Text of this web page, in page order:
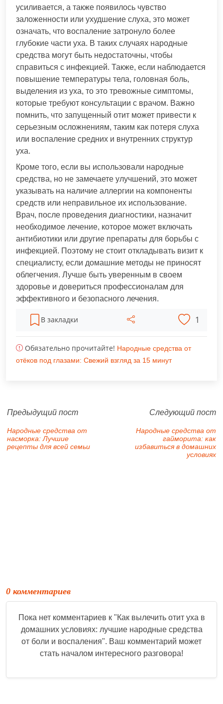
усиливается, а также появилось чувство
заложенности или ухудшение слуха, это может
означать, что воспаление затронуло более
глубокие части уха. В таких случаях народные
средства могут быть недостаточны, чтобы
справиться с инфекцией. Также, если наблюдается
повышение температуры тела, головная боль,
выделения из уха, то это тревожные симптомы,
которые требуют консультации с врачом. Важно
помнить, что запущенный отит может привести к
серьезным осложнениям, таким как потеря слуха
или воспаление средних и внутренних структур
уха.
Кроме того, если вы использовали народные
средства, но не замечаете улучшений, это может
указывать на наличие аллергии на компоненты
средств или неправильное их использование.
Врач, после проведения диагностики, назначит
необходимое лечение, которое может включать
антибиотики или другие препараты для борьбы с
инфекцией. Поэтому не стоит откладывать визит к
специалисту, если домашние методы не приносят
облегчения. Лучше быть уверенным в своем
здоровье и довериться профессионалам для
эффективного и безопасного лечения.
В закладки 1
Обязательно прочитайте! Народные средства от
отёков под глазами: Свежий взгляд за 15 минут
Предыдущий пост
Народные средства от
насморка: Лучшие
рецепты для всей семьи
Следующий пост
Народные средства от
гайморита: как
избавиться в домашних
условиях
0 комментариев
Пока нет комментариев к "Как вылечить отит уха в
домашних условиях: лучшие народные средства
от боли и воспаления". Ваш комментарий может
стать началом интересного разговора!